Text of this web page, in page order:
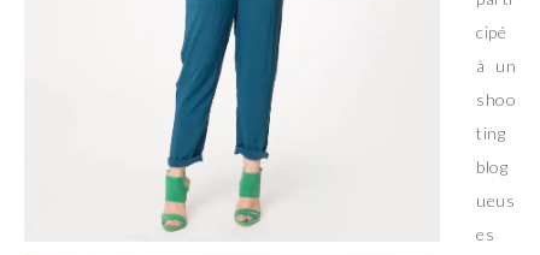
cipé
à un
shoo
ting
blog
ueus
es